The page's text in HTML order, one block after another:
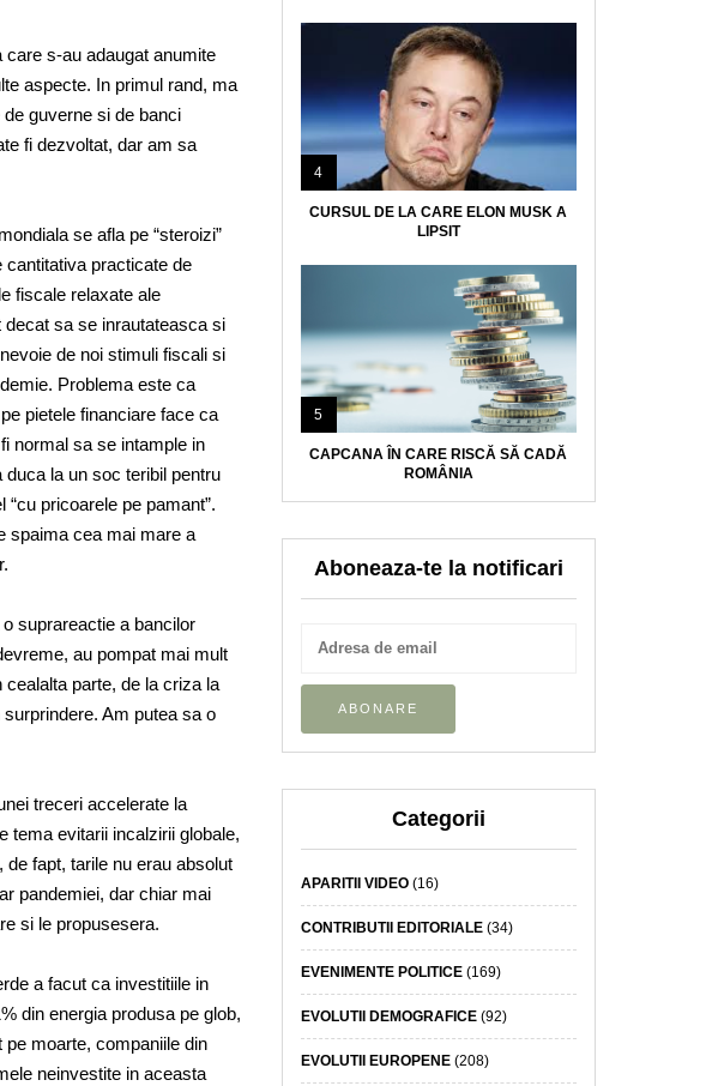
s-au adaugat anumite
aspecte. In primul rand, ma
guverne si de banci
fi dezvoltat, dar am sa
se afla pe “steroizi”
cantitativa practicate de
fiscale relaxate ale
decat sa se inrautateasca si
de noi stimuli fiscali si
Problema este ca
pietele financiare face ca
normal sa se intample in
la un soc teribil pentru
pricoarele pe pamant”.
spaima cea mai mare a
suprareactie a bancilor
au pompat mai mult
parte, de la criza la
Am putea sa o
treceri accelerate la
tema evitarii incalzirii globale,
fapt, tarile nu erau absolut
pandemiei, dar chiar mai
si le propusesera.
a facut ca investitiile in
din energia produsa pe glob,
moarte, companiile din
neinvestite in aceasta
4
CURSUL DE LA CARE ELON MUSK A
LIPSIT
5
CAPCANA ÎN CARE RISCĂ SĂ CADĂ
ROMÂNIA
Aboneaza-te la notificari
Categorii
APARITII VIDEO(16)
CONTRIBUTII EDITORIALE(34)
EVENIMENTE POLITICE(169)
EVOLUTII DEMOGRAFICE(92)
EVOLUTII EUROPENE(208)